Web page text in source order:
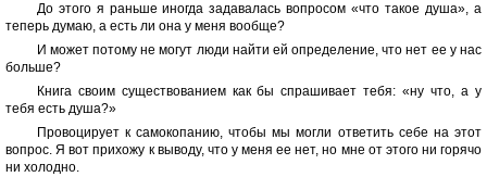
До этого я раньше иногда задавалась вопросом «что такое душа», а
теперь думаю, а есть ли она у меня вообще?
И может потому не могут люди найти ей определение, что нет ее у нас
больше?
Книга своим существованием как бы спрашивает тебя: «ну что, а у
тебя есть душа?»
Провоцирует к самокопанию, чтобы мы могли ответить себе на этот
вопрос. Я вот прихожу к выводу, что у меня ее нет, но мне от этого ни горячо
ни холодно.